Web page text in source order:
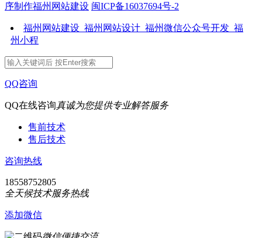
序制作福州网站建设 闽ICP备16037694号-2
福州网站建设_福州网站设计_福州微信公众号开发_福
州小程
QQ咨询
QQ在线咨询真诚为您提供专业解答服务
售前技术
售后技术
咨询热线
18558752805
全天候技术服务热线
添加微信